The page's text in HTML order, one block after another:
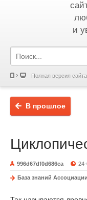
и
Полная версия сайта
В прошлое
996d67df0d686ca
База знаний Ассоциации